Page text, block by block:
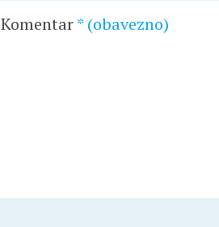
Komentar* (obavezno)